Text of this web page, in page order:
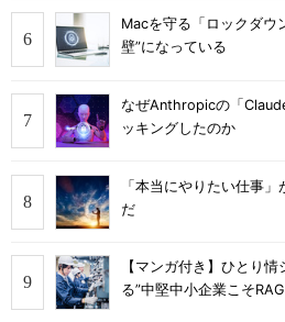
Macを守る「ロックダウ
壁”になっている
なぜAnthropicの「
ッキングしたのか
「本当にやりたい仕事
だ
【マンガ付き】ひとり
る”中堅中小企業こそ